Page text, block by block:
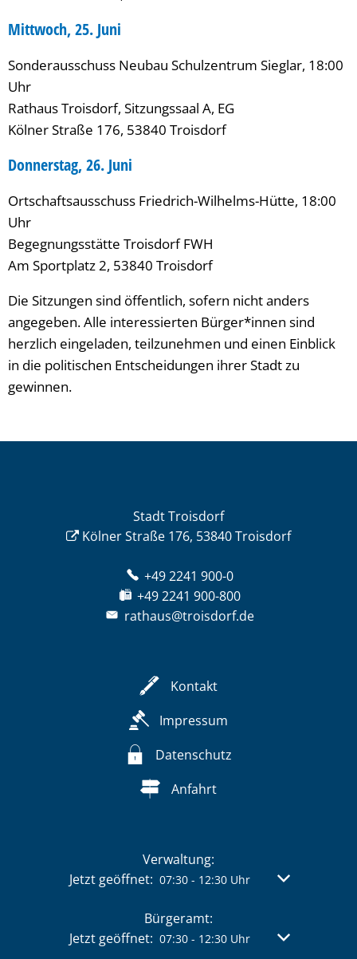
Mittwoch, 25. Juni
Sonderausschuss Neubau Schulzentrum Sieglar, 18:00
Uhr
Rathaus Troisdorf, Sitzungssaal A, EG
Kölner Straße 176, 53840 Troisdorf
Donnerstag, 26. Juni
Ortschaftsausschuss Friedrich-Wilhelms-Hütte, 18:00
Uhr
Begegnungsstätte Troisdorf FWH
Am Sportplatz 2, 53840 Troisdorf
Die Sitzungen sind öffentlich, sofern nicht anders
angegeben. Alle interessierten Bürger*innen sind
herzlich eingeladen, teilzunehmen und einen Einblick
in die politischen Entscheidungen ihrer Stadt zu
gewinnen.
Stadt Troisdorf
Kölner Straße 176, 53840 Troisdorf
+49 2241 900-0
+49 2241 900-800
rathaus@troisdorf.de
Kontakt
Impressum
Datenschutz
Anfahrt
Verwaltung:
Klicken, um weitere Öffnungs- oder
Jetzt geöffnet: 07:30- 12:30Uhr Von 07:30
Bürgeramt:
Klicken, um weitere Öffnungs- oder
Jetzt geöffnet: 07:30- 12:30Uhr Von 07:30